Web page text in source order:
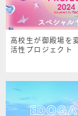
高校生が御殿場を
活性プロジェクト